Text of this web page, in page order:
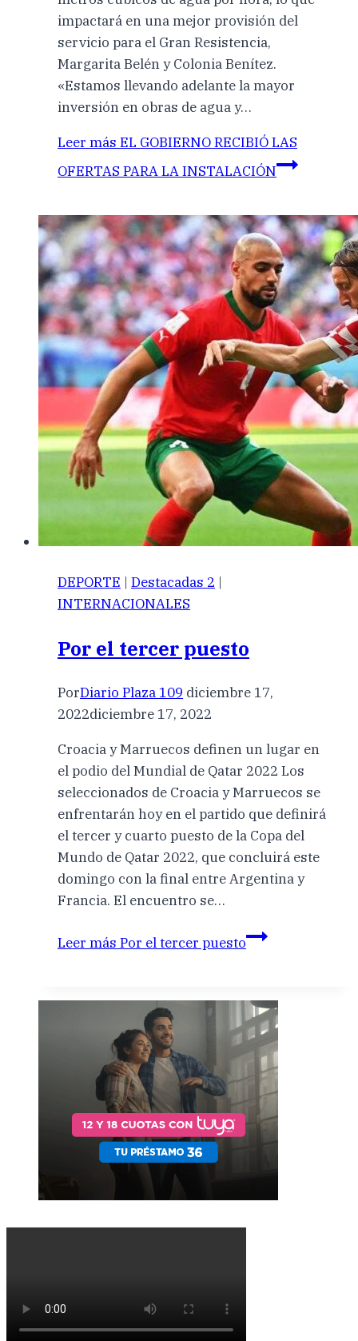
impactará en una mejor provisión del
servicio para el Gran Resistencia,
Margarita Belén y Colonia Benítez.
«Estamos llevando adelante la mayor
inversión en obras de agua y…
Leer más EL GOBIERNO RECIBIÓ LAS
OFERTAS PARA LA INSTALACIÓN
DEPORTE | Destacadas 2 |
INTERNACIONALES
Por el tercer puesto
PorDiario Plaza 109 diciembre 17,
2022diciembre 17, 2022
Croacia y Marruecos definen un lugar en
el podio del Mundial de Qatar 2022 Los
seleccionados de Croacia y Marruecos se
enfrentarán hoy en el partido que definirá
el tercer y cuarto puesto de la Copa del
Mundo de Qatar 2022, que concluirá este
domingo con la final entre Argentina y
Francia. El encuentro se…
Leer más Por el tercer puesto